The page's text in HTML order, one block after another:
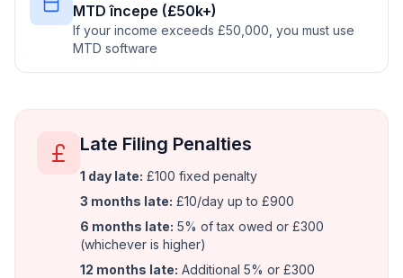
MTD începe (£50k+)
If your income exceeds £50,000, you must use
MTD software
Late Filing Penalties
1 day late: £100 fixed penalty
3 months late: £10/day up to £900
6 months late: 5% of tax owed or £300
(whichever is higher)
12 months late: Additional 5% or £300